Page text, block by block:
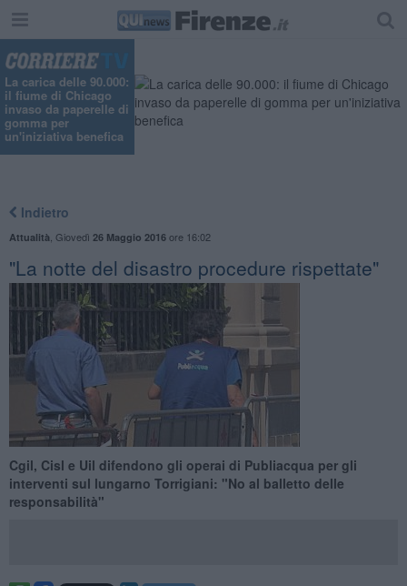
La carica delle 90.000:
il fiume di Chicago
invaso da paperelle di
gomma per
un'iniziativa benefica
Indietro
Attualità Giovedì 26 Maggio 2016ore 16:02
"La notte del disastro procedure rispettate"
Cgil, Cisl e Uil difendono gli operai di Publiacqua per gli
interventi sul lungarno Torrigiani: "No al balletto delle
responsabilità"